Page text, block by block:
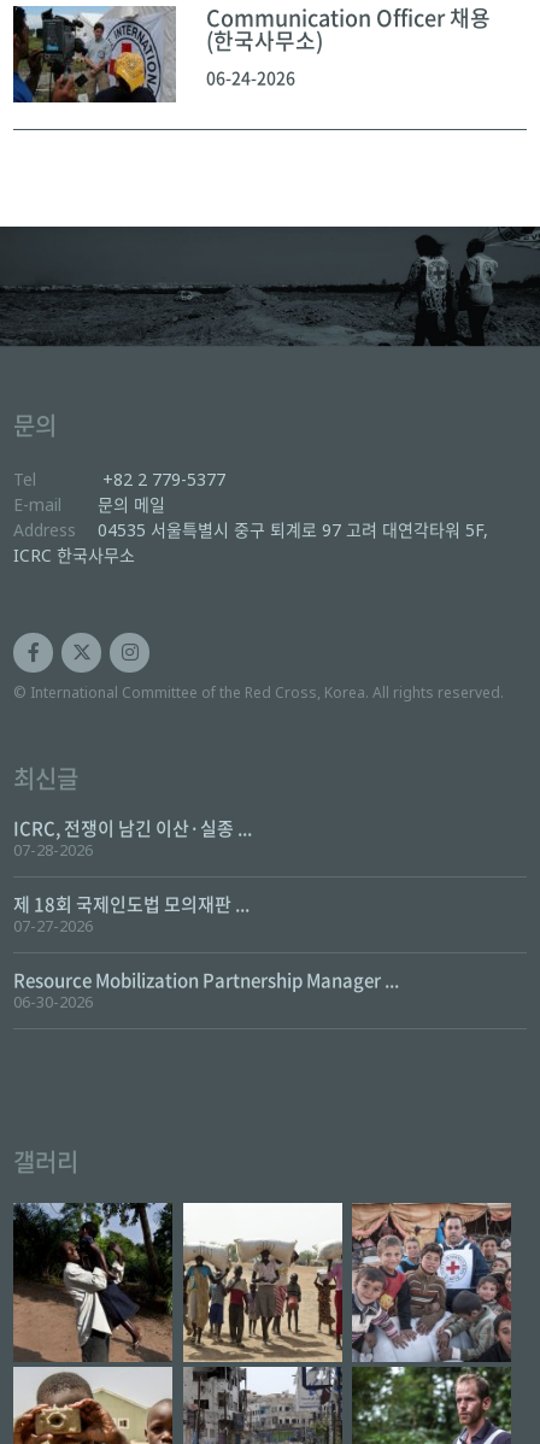
Communication Officer 채용
(한국사무소)
06-24-2026
문의
Tel
+82 2 779-5377
E-mail
문의 메일
Address
04535 서울특별시 중구 퇴계로 97 고려 대연각타워 5F,
ICRC 한국사무소
© International Committee of the Red Cross, Korea. All rights reserved.
최신글
ICRC, 전쟁이 남긴 이산·실종 ...
07-28-2026
제 18회 국제인도법 모의재판 ...
07-27-2026
Resource Mobilization Partnership Manager ...
06-30-2026
갤러리